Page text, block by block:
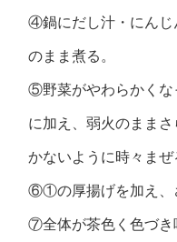
④鍋にだし汁・にんじ
のまま煮る。
⑤野菜がやわらかくな
に加え、弱火のまま
かないように時々まぜ
⑥①の厚揚げを加え、
⑦全体が茶色く色づき